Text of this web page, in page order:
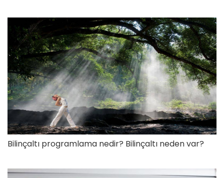
Bilinçaltı programlama nedir? Bilinçaltı neden var?